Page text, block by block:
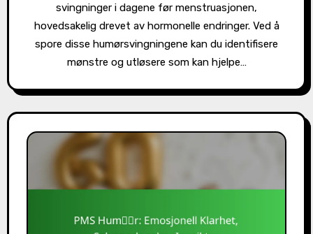
svingninger i dagene før menstruasjonen,
hovedsakelig drevet av hormonelle endringer. Ved å
spore disse humørsvingningene kan du identifisere
mønstre og utløsere som kan hjelpe…